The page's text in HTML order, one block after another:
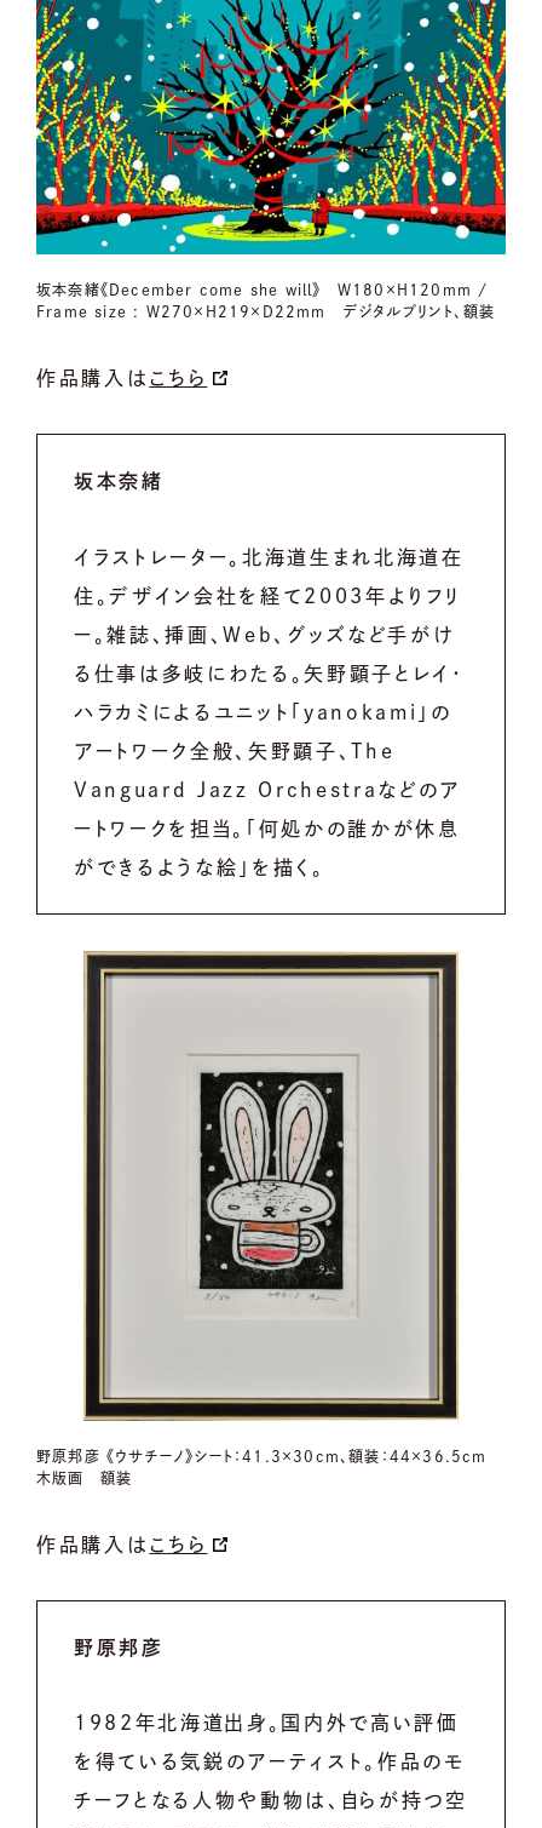
坂本奈緒《December come she will》 W180×H120mm /
Frame size : W270×H219×D22mm デジタルプリント、額装
作品購入は こちら
坂本奈緒
イラストレーター。北海道生まれ北海道在
住。デザイン会社を経て2003年よりフリ
ー。雑誌、挿画、Web、グッズなど手がけ
る仕事は多岐にわたる。矢野顕子とレイ・
ハラカミによるユニット「yanokami」の
アートワーク全般、矢野顕子、The
Vanguard Jazz Orchestraなどのア
ートワークを担当。「何処かの誰かが休息
ができるような絵」を描く。
野原邦彦 《ウサチーノ》シート：41.3×30cm、額装：44×36.5cm
木版画 額装
作品購入は こちら
野原邦彦
1982年北海道出身。国内外で高い評価
を得ている気鋭のアーティスト。作品のモ
チーフとなる人物や動物は、自らが持つ空